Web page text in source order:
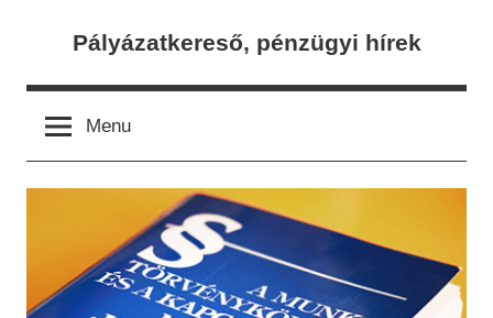
Pályázatkereső, pénzügyi hírek
Menu